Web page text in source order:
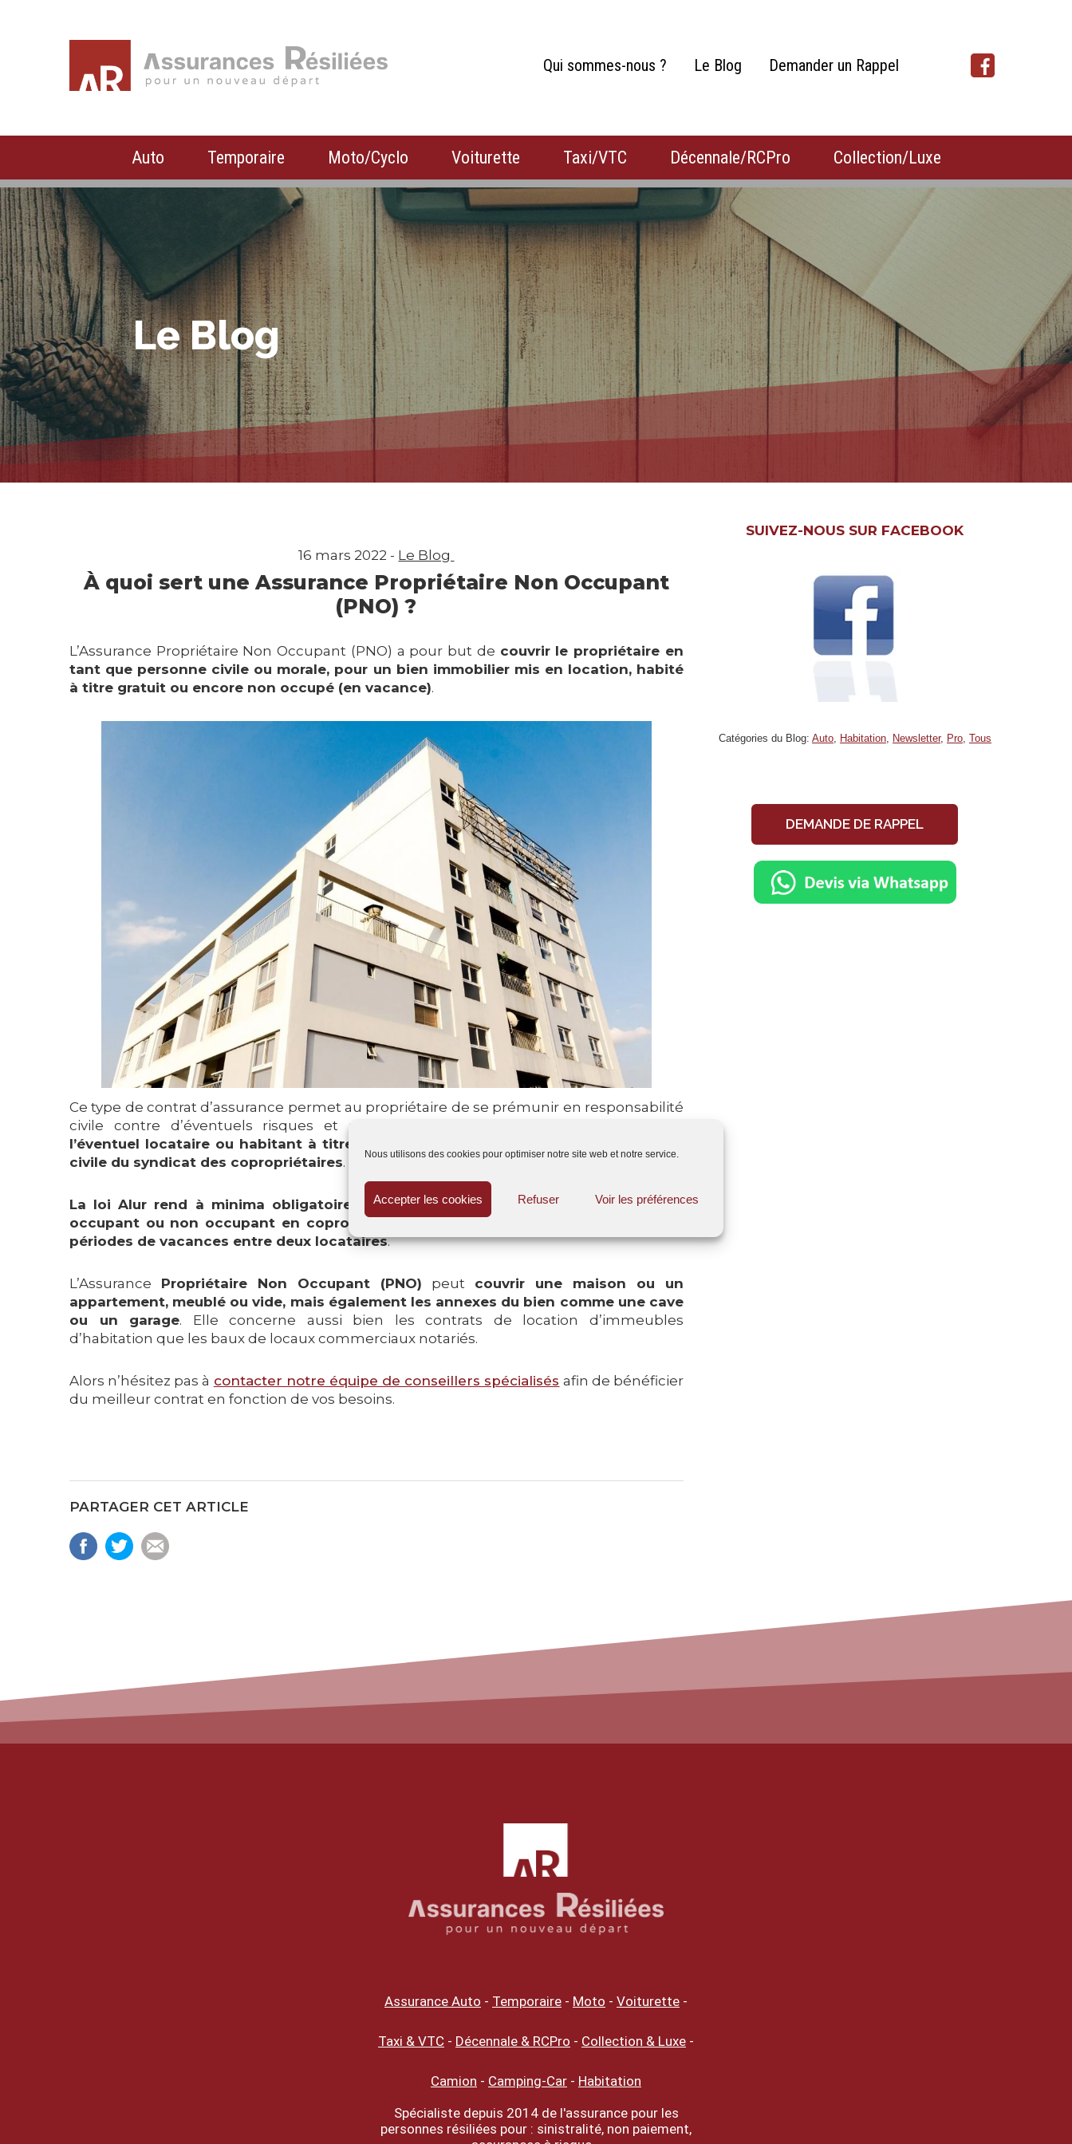
Nous utilisons des cookies pour optimiser notre site web et notre service.
Accepter les cookies Refuser Voir les préférences
Qui sommes-nous ? Le Blog Demander un Rappel
Auto Temporaire Moto/Cyclo Voiturette Taxi/VTC Décennale/RCPro Collection/Luxe
Habitation Camion Camping-car
Le Blog
16 mars 2022 - Le Blog
À quoi sert une Assurance Propriétaire Non Occupant
(PNO) ?
L’Assurance Propriétaire Non Occupant (PNO) a pour but de couvrir le propriétaire en
tant que personne civile ou morale, pour un bien immobilier mis en location, habité
à titre gratuit ou encore non occupé (en vacance).
Ce type de contrat d’assurance permet au propriétaire de se prémunir en responsabilité
civile contre d’éventuels risques etse cumule avec l’assurance habitation de
l’éventuel locataire ou habitant à titre gratuit, ainsi qu’à l’assurance responsabilité
civile du syndicat des copropriétaires.
La loi Alur rend à minima obligatoire ce type d’assurance pour tout propriétaire
occupant ou non occupant en copropriété
périodes de vacances entre deux locataires.
L’Assurance Propriétaire Non Occupant (PNO) peut couvrir une maison ou un
appartement, meublé ou vide, mais également les annexes du bien comme une cave
ou un garage. Elle concerne aussi bien les contrats de location d’immeubles
d’habitation que les baux de locaux commerciaux notariés.
Alors n’hésitez pas à contacter notre équipe de conseillers spécialisés afin de bénéficier
du meilleur contrat en fonction de vos besoins.
PARTAGER CET ARTICLE
SUIVEZ-NOUS SUR FACEBOOK
Catégories du Blog: Auto, Habitation, Newsletter, Pro, Tous
DEMANDE DE RAPPEL
Assurance Auto - Temporaire - Moto - Voiturette -
Taxi & VTC - Décennale & RCPro - Collection & Luxe -
Camion - Camping-Car - Habitation
Spécialiste depuis 2014 de l'assurance pour les
personnes résiliées pour : sinistralité, non paiement,